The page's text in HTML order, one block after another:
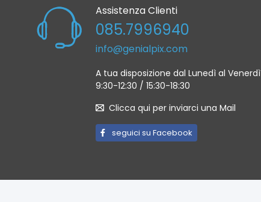
Assistenza Clienti
085.7996940
info@genialpix.com
A tua disposizione dal Lunedì al Venerdì
9:30-12:30 / 15:30-18:30
Clicca qui per inviarci una Mail
seguici su Facebook